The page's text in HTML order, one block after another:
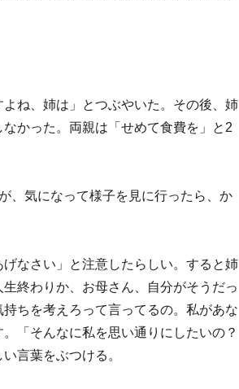
ね、姉は」とつぶやいた。その後、姉
かった。両親は「せめて食費を」と2
、気になって様子を見に行ったら、か
なさい」と注意したらしい。すると姉
終わりか、お母さん、自分がそうだっ
ちを考えろって言ってるの。私があな
「そんなに私を思い通りにしたいの？
言葉をぶつける。